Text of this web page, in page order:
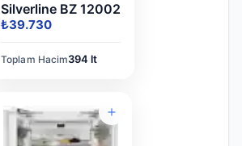
Silverline BZ 12002
₺39.730
Toplam Hacim394 lt